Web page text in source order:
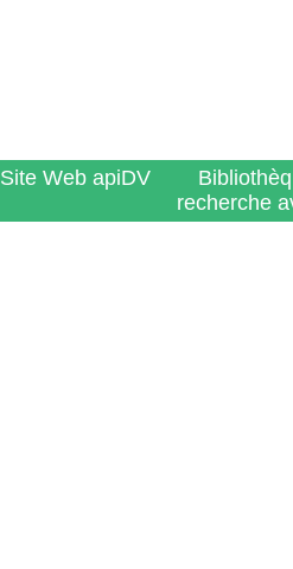
Site Web apiDV
recherche